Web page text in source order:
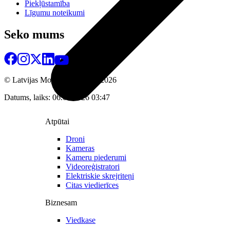
Atpūtai
Droni
Kameras
Kameru piederumi
Videoreģistratori
Elektriskie skrejriteņi
Citas viedierīces
Biznesam
Viedkase
Piekļūstamība
Līgumu noteikumi
Seko mums
© Latvijas Mobilais Telefons
2026
Datums, laiks: 06.08.2026 03:47